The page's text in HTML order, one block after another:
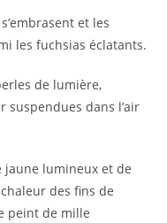
et les
les fuchsias éclatants.
de lumière,
suspendues dans l’air
jaune lumineux et de
des fins de
peint de mille